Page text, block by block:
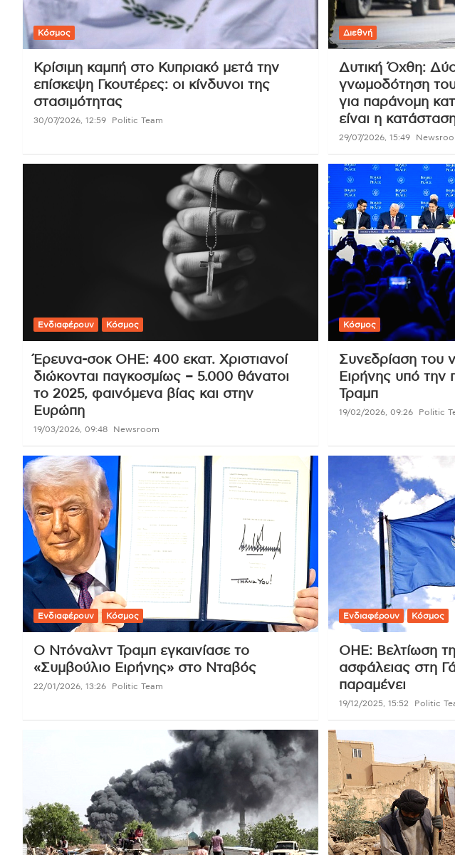
Κόσμος
Κρίσιμη καμπή στο Κυπριακό μετά την
επίσκεψη Γκουτέρες: οι κίνδυνοι της
στασιμότητας
30/07/2026, 12:59 Politic Team
Διεθνή
Δυτική Όχθη:
γνωμοδότηση
για παράνομη
είναι η
29/07/2026, 15:49
Ενδιαφέρουν Κόσμος
Έρευνα-σοκ ΟΗΕ: 400 εκατ. Χριστιανοί
διώκονται παγκοσμίως – 5.000 θάνατοι
το 2025, φαινόμενα βίας και στην
Ευρώπη
19/03/2026, 09:48 Newsroom
Κόσμος
Συνεδρίαση του
Ειρήνης υπό την
Τραμπ
19/02/2026, 09:26 Politic
Ενδιαφέρουν Κόσμος
Ο Ντόναλντ Τραμπ εγκαινίασε το
«Συμβούλιο Ειρήνης» στο Νταβός
22/01/2026, 13:26 Politic Team
Ενδιαφέρουν Κόσμος
ΟΗΕ: Βελτίωση
ασφάλειας στη
παραμένει
19/12/2025, 15:52 Politic